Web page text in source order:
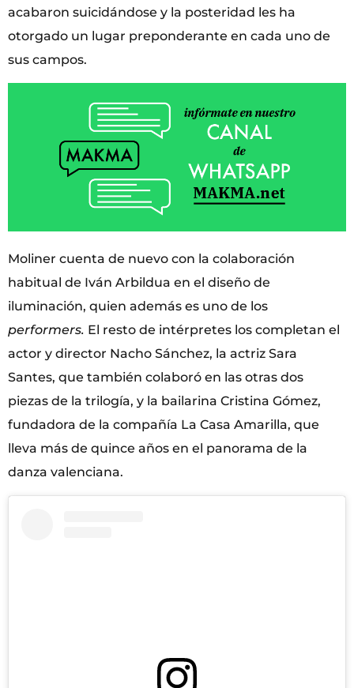
acabaron suicidándose y la posteridad les ha
otorgado un lugar preponderante en cada uno de
sus campos.
Moliner cuenta de nuevo con la colaboración
habitual de Iván Arbildua en el diseño de
iluminación, quien además es uno de los
performers. El resto de intérpretes los completan el
actor y director Nacho Sánchez, la actriz Sara
Santes, que también colaboró en las otras dos
piezas de la trilogía, y la bailarina Cristina Gómez,
fundadora de la compañía La Casa Amarilla, que
lleva más de quince años en el panorama de la
danza valenciana.